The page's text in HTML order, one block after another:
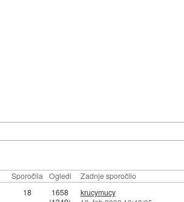
Sporočila Ogledi Zadnje sporočilo
18
1658
krucymucy